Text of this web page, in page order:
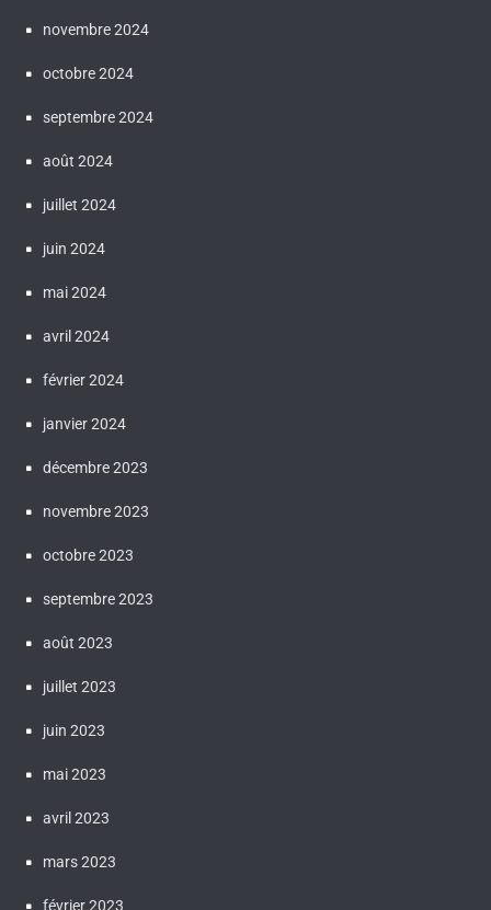
novembre 2024
octobre 2024
septembre 2024
août 2024
juillet 2024
juin 2024
mai 2024
avril 2024
février 2024
janvier 2024
décembre 2023
novembre 2023
octobre 2023
septembre 2023
août 2023
juillet 2023
juin 2023
mai 2023
avril 2023
mars 2023
février 2023